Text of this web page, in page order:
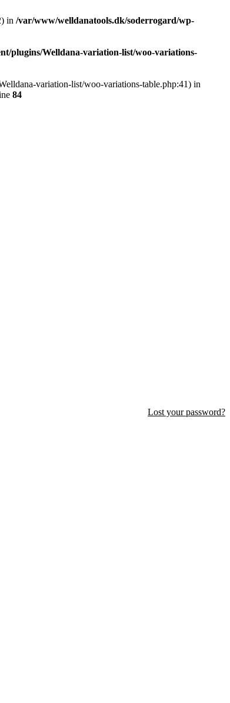
in /var/www/welldanatools.dk/soderrogard/wp-
plugins/Welldana-variation-list/woo-variations-
variation-list/woo-variations-table.php:41) in
84
Lost your password?